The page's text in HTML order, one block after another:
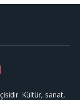
Kültür, sanat,